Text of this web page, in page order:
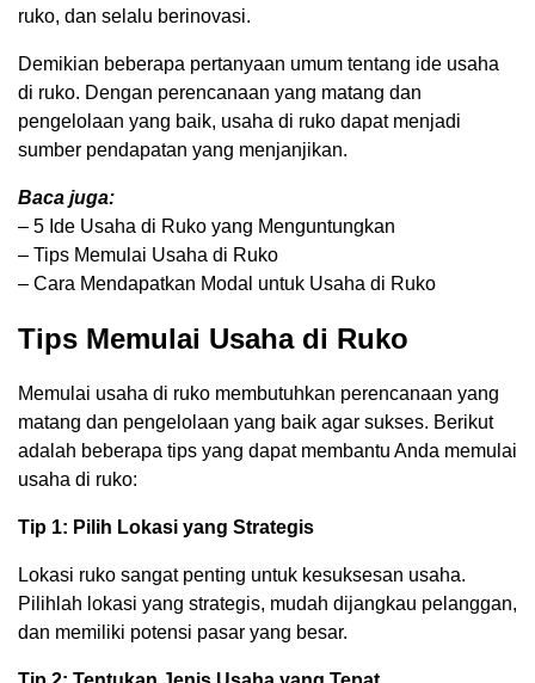
ruko, dan selalu berinovasi.
Demikian beberapa pertanyaan umum tentang ide usaha
di ruko. Dengan perencanaan yang matang dan
pengelolaan yang baik, usaha di ruko dapat menjadi
sumber pendapatan yang menjanjikan.
Baca juga:
– 5 Ide Usaha di Ruko yang Menguntungkan
– Tips Memulai Usaha di Ruko
– Cara Mendapatkan Modal untuk Usaha di Ruko
Tips Memulai Usaha di Ruko
Memulai usaha di ruko membutuhkan perencanaan yang
matang dan pengelolaan yang baik agar sukses. Berikut
adalah beberapa tips yang dapat membantu Anda memulai
usaha di ruko:
Tip 1: Pilih Lokasi yang Strategis
Lokasi ruko sangat penting untuk kesuksesan usaha.
Pilihlah lokasi yang strategis, mudah dijangkau pelanggan,
dan memiliki potensi pasar yang besar.